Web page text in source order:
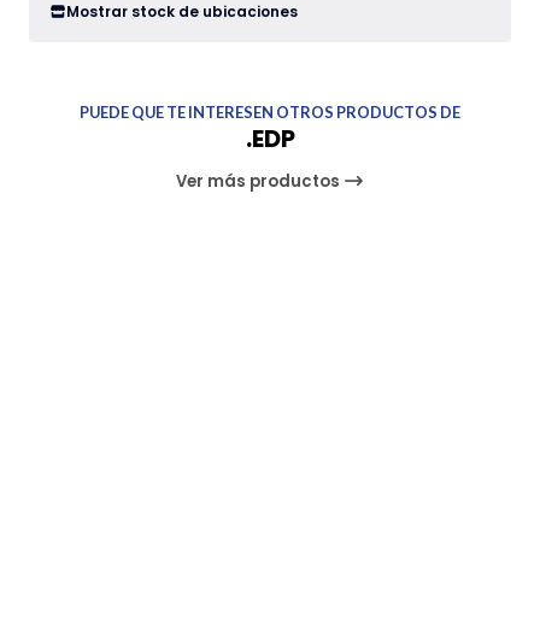
Mostrar stock de ubicaciones
PUEDE QUE TE INTERESEN OTROS PRODUCTOS DE
.EDP
Ver más productos